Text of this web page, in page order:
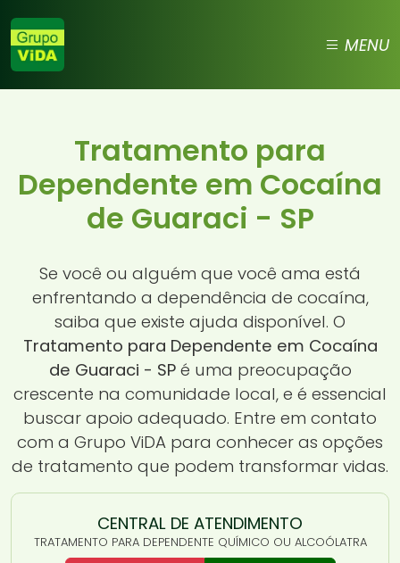
MENU
Tratamento para
Dependente em Cocaína
de Guaraci - SP
Se você ou alguém que você ama está
enfrentando a dependência de cocaína,
saiba que existe ajuda disponível. O
Tratamento para Dependente em Cocaína
de Guaraci - SPé uma preocupação
crescente na comunidade local, e é essencial
buscar apoio adequado. Entre em contato
com a Grupo ViDA para conhecer as opções
de tratamento que podem transformar vidas.
CENTRAL DE ATENDIMENTO
TRATAMENTO PARA DEPENDENTE QUÍMICO OU ALCOÓLATRA